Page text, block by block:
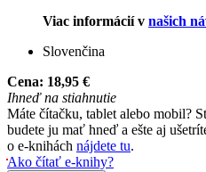
Viac informácií v našich
Slovenčina
Cena: 18,95 €
Ihneď na stiahnutie
Máte čítačku, tablet alebo mobil?
budete ju mať hneď a ešte aj
o e-knihách nájdete tu.
Ako čítať e-knihy?